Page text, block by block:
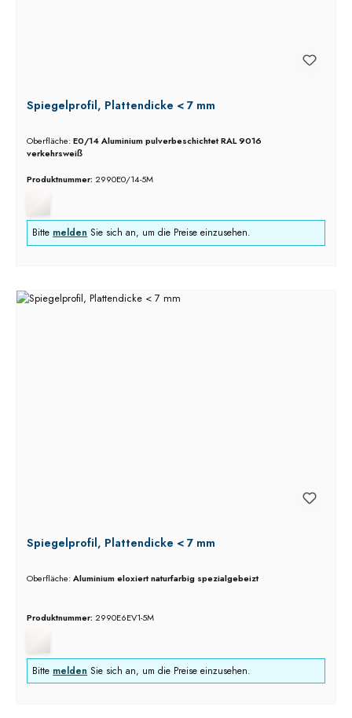
Spiegelprofil, Plattendicke < 7 mm
Oberfläche:E0/14 Aluminium pulverbeschichtet RAL 9016
verkehrsweiß
Produktnummer: 2990E0/14-5M
Bitte melden Sie sich an, um die Preise einzusehen.
Spiegelprofil, Plattendicke < 7 mm
Oberfläche:Aluminium eloxiert naturfarbig spezialgebeizt
Produktnummer: 2990E6EV1-5M
Bitte melden Sie sich an, um die Preise einzusehen.